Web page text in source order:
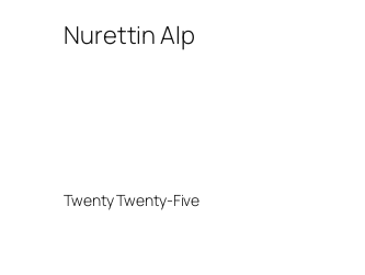
Nurettin Alp
Twenty Twenty-Five